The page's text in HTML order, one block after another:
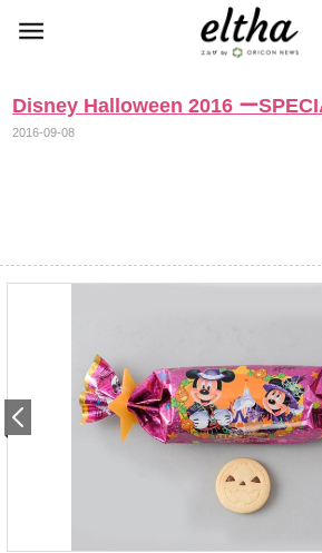
Disney Halloween 2016 ー
2016-09-08